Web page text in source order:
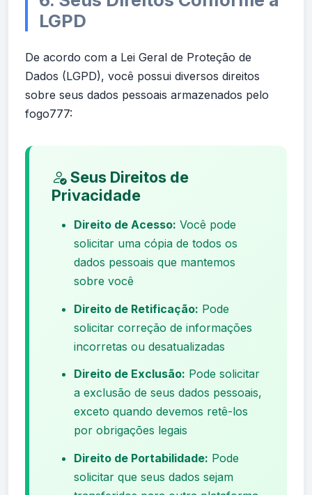
LGPD
De acordo com a Lei Geral de Proteção de
Dados (LGPD), você possui diversos direitos
sobre seus dados pessoais armazenados pelo
fogo777:
Seus Direitos de
Privacidade
Direito de Acesso: Você pode
solicitar uma cópia de todos os
dados pessoais que mantemos
sobre você
Direito de Retificação: Pode
solicitar correção de informações
incorretas ou desatualizadas
Direito de Exclusão: Pode solicitar
a exclusão de seus dados pessoais,
exceto quando devemos retê-los
por obrigações legais
Direito de Portabilidade: Pode
solicitar que seus dados sejam